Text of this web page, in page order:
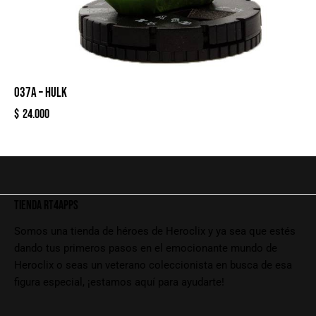
037A – HULK
$ 24.000